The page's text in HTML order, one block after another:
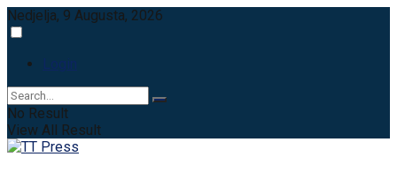
Nedjelja, 9 Augusta, 2026
Login
No Result
View All Result